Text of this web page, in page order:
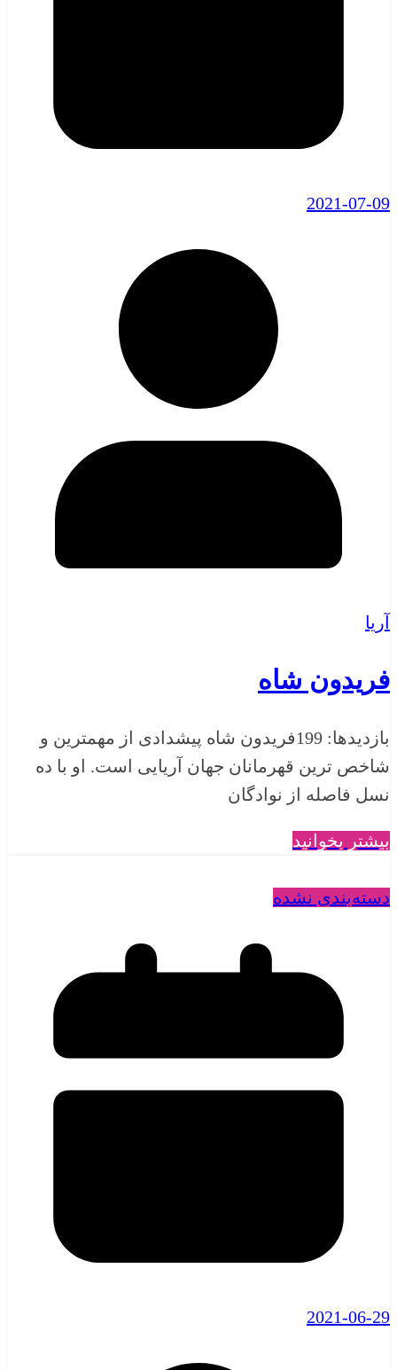
2021-07-09
آریا
فریدون شاه
بازدیدها: 199فریدون شاه پیشدادی از مهمترین و
شاخص ترین قهرمانان جهان آریایی است. او با ده
نسل فاصله از نوادگان
بیشتر بخوانید
دسته‌بندی نشده
2021-06-29